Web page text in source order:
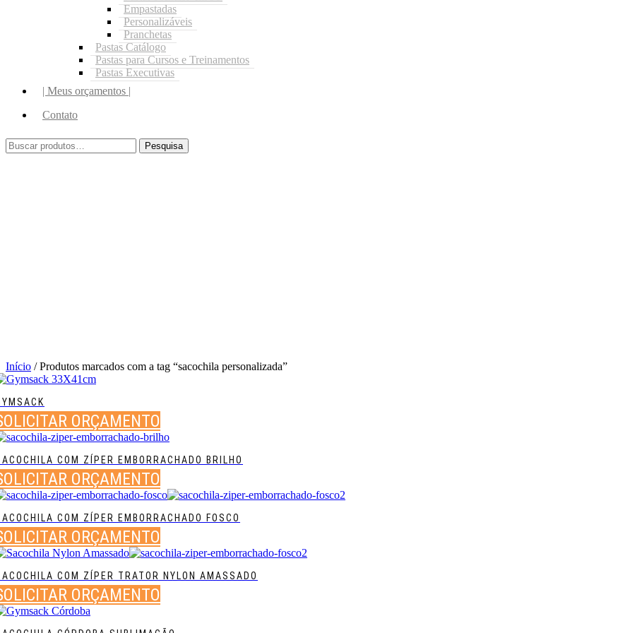
Empastadas
Personalizáveis
Pranchetas
Pastas Catálogo
Pastas para Cursos e Treinamentos
Pastas Executivas
| Meus orçamentos |
Contato
Início / Produtos marcados com a tag “sacochila personalizada”
ORÇAMENTO
COM ZÍPER EMBORRACHADO BRILHO
ORÇAMENTO
COM ZÍPER EMBORRACHADO FOSCO
ORÇAMENTO
COM ZÍPER TRATOR NYLON AMASSADO
ORÇAMENTO